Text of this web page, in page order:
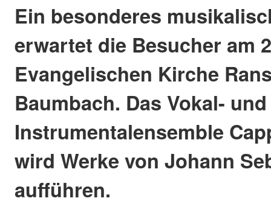
Ein besonderes
erwartet die Besucher am
Evangelischen Kirche
Baumbach. Das Vokal- und
Instrumentalensemble
wird Werke von Johann
aufführen.